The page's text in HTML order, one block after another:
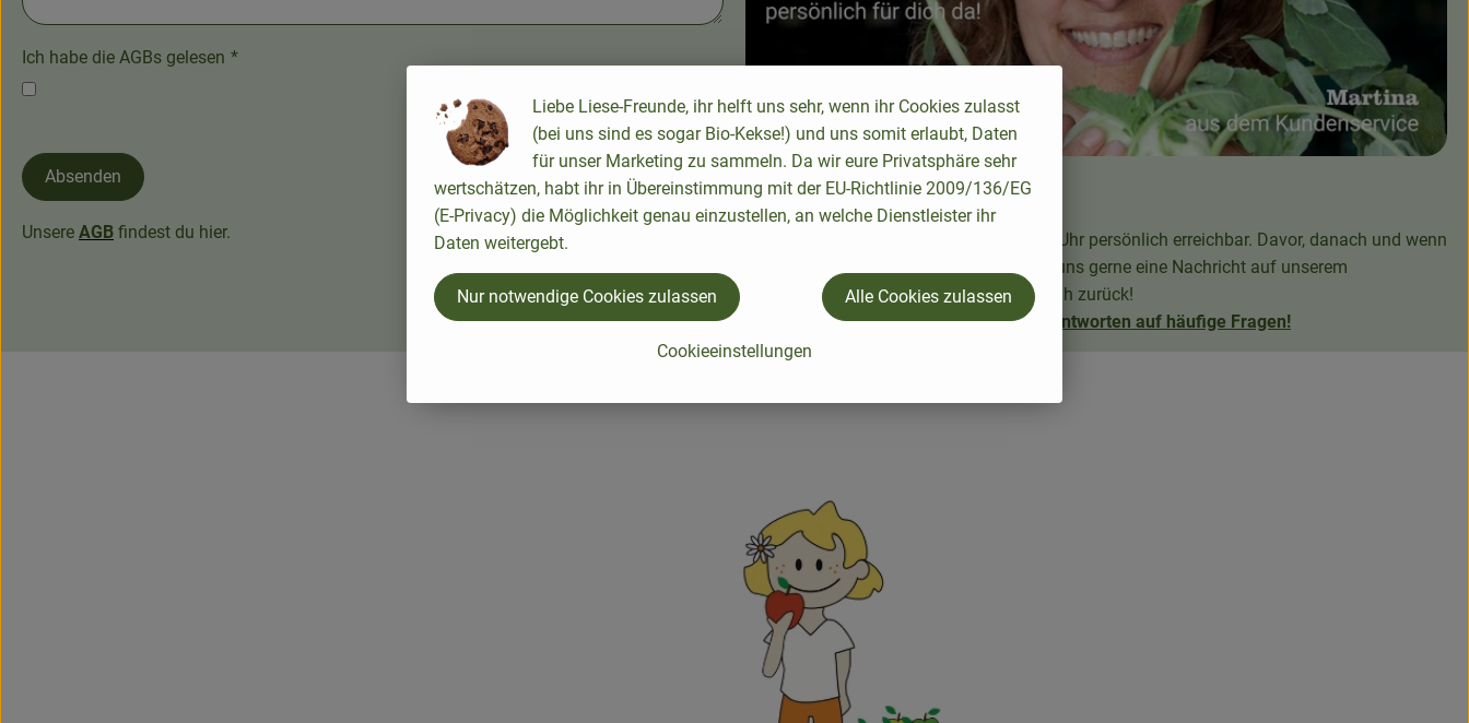
Ich habe die AGBs gelesen *
Absenden
Unsere AGB findest du hier.
📞 +49 (0)241/990250-50
Montag bis Freitag sind wir von 9 bis 13 Uhr persönlich erreichbar. Davor, danach und wenn
gerade alle im Gespräch sind, hinterlass uns gerne eine Nachricht auf unserem
Anrufbeantworter – wir rufen dann zeitnah zurück!
findest du übrigens auch viele Antworten auf häufige Fragen!
Liebe Liese-Freunde, ihr helft uns sehr, wenn ihr Cookies zulasst
(bei uns sind es sogar Bio-Kekse!) und uns somit erlaubt, Daten
für unser Marketing zu sammeln. Da wir eure Privatsphäre sehr
wertschätzen, habt ihr in Übereinstimmung mit der EU-Richtlinie 2009/136/EG
(E-Privacy) die Möglichkeit genau einzustellen, an welche Dienstleister ihr
Daten weitergebt.
Cookieeinstellungen
Nur notwendige Cookies zulassen Alle Cookies zulassen